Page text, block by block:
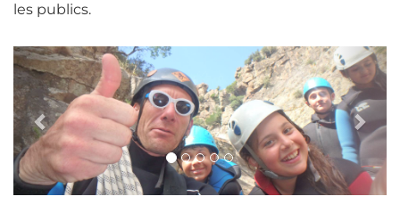
les publics.